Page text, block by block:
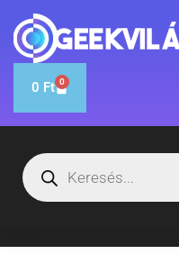
0 Ft 0